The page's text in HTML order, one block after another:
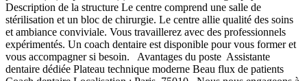
Description de la structure Le centre comprend une salle de
stérilisation et un bloc de chirurgie. Le centre allie qualité des soins
et ambiance conviviale. Vous travaillerez avec des professionnels
expérimentés. Un coach dentaire est disponible pour vous former et
vous accompagner si besoin. Avantages du poste Assistante
dentaire dédiée Plateau technique moderne Beau flux de patients